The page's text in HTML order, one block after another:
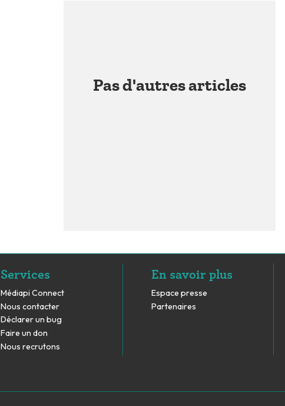
Pas d'autres articles
Services
Médiapi Connect
Nous contacter
Déclarer un bug
Faire un don
Nous recrutons
En savoir plus
Espace presse
Partenaires